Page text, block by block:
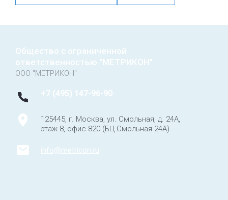
Общество с ограниченной
ответственностью "МЕТРИКОН"
ООО "МЕТРИКОН"
+7 (495) 147-96-90
125445, г. Москва, ул. Смольная, д. 24А,
этаж 8, офис 820 (БЦ Смольная 24А)
info@metricon.ru